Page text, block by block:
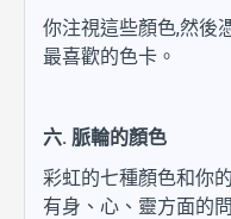
你注視這些顏色,然後
最喜歡的色卡。
六. 脈輪的顏色
彩虹的七種顏色和你
有身、心、靈方面的